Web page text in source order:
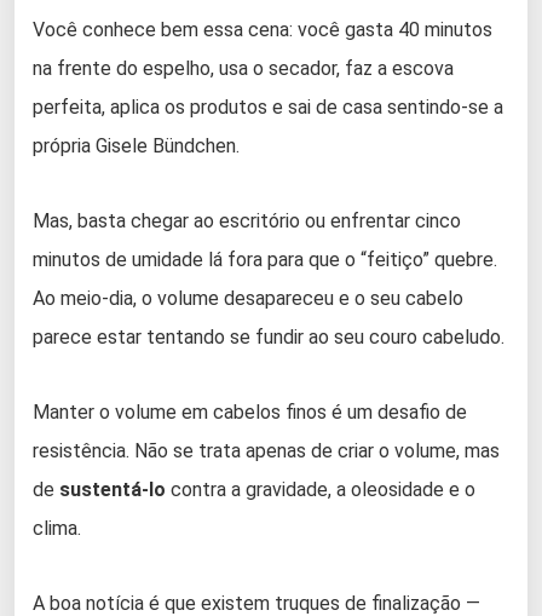
Você conhece bem essa cena: você gasta 40 minutos
na frente do espelho, usa o secador, faz a escova
perfeita, aplica os produtos e sai de casa sentindo-se a
própria Gisele Bündchen.
Mas, basta chegar ao escritório ou enfrentar cinco
minutos de umidade lá fora para que o “feitiço” quebre.
Ao meio-dia, o volume desapareceu e o seu cabelo
parece estar tentando se fundir ao seu couro cabeludo.
Manter o volume em cabelos finos é um desafio de
resistência. Não se trata apenas de criar o volume, mas
de sustentá-lo contra a gravidade, a oleosidade e o
clima.
A boa notícia é que existem truques de finalização —